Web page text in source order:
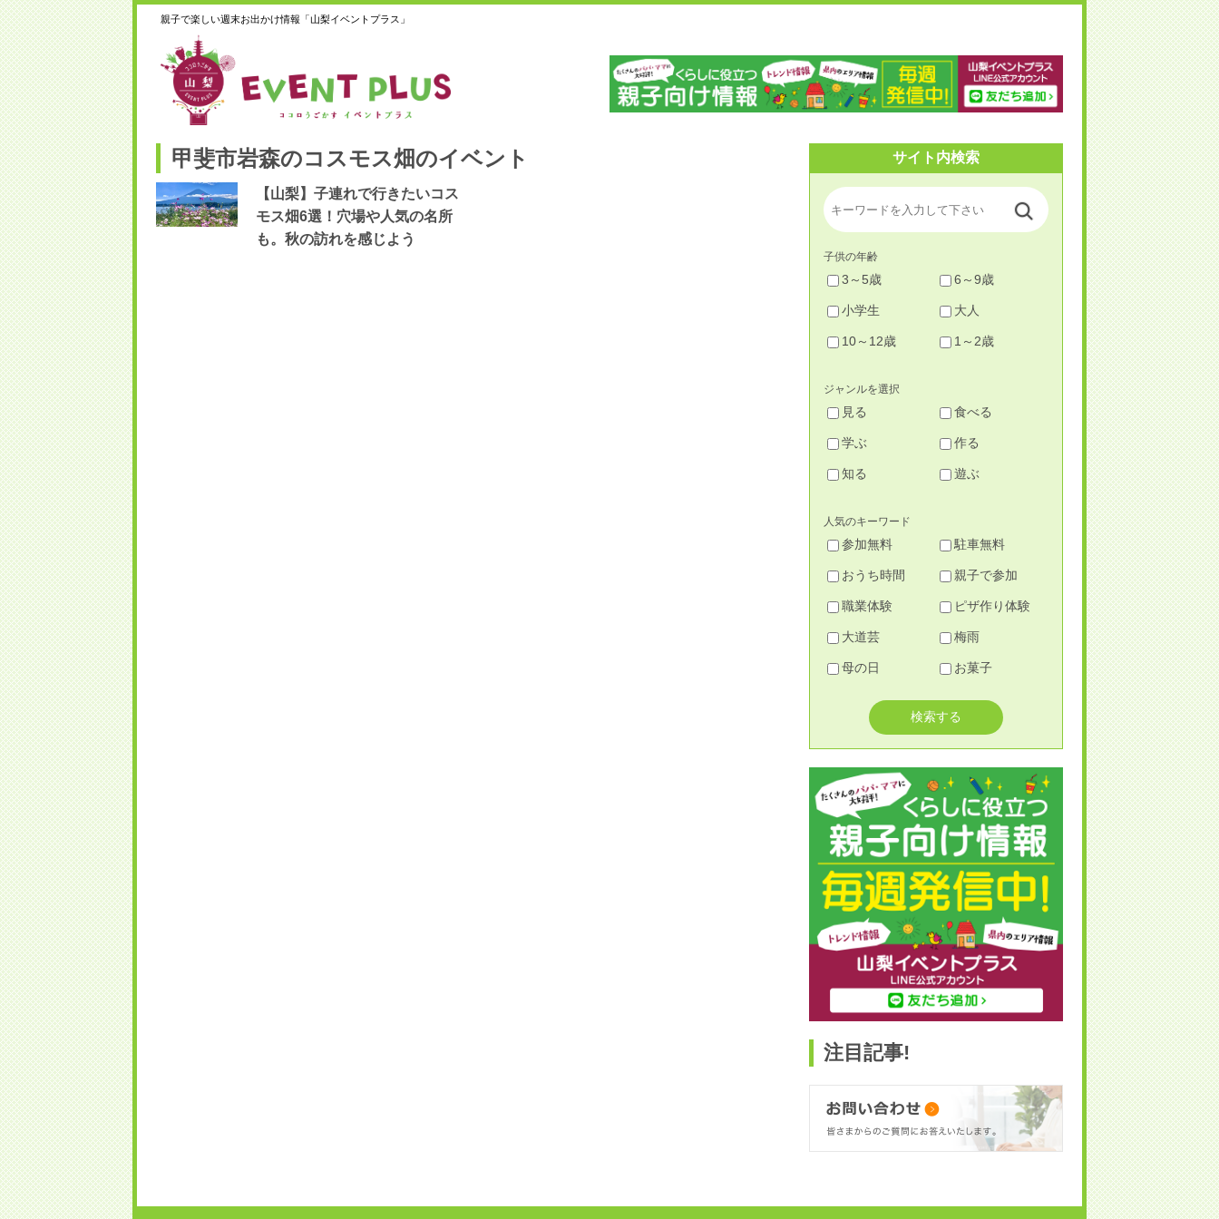
親子で楽しい週末お出かけ情報「山梨イベントプラス」
甲斐市岩森のコスモス畑のイベント
【山梨】子連れで行きたいコス
モス畑6選！穴場や人気の名所
も。秋の訪れを感じよう
サイト内検索
子供の年齢
3～5歳 6～9歳
小学生 大人
10～12歳 1～2歳
ジャンルを選択
見る 食べる
学ぶ 作る
知る 遊ぶ
人気のキーワード
参加無料 駐車無料
おうち時間 親子で参加
職業体験 ピザ作り体験
大道芸 梅雨
母の日 お菓子
注目記事!